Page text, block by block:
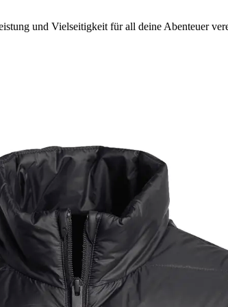
und Vielseitigkeit für all deine Abenteuer